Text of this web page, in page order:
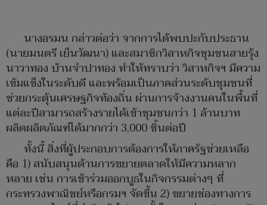
นางอรมน กล่าวต่อว่า จากการได้พบปะกับประธาน
(นายมนตรี เย็นวัฒนา) และสมาชิกวิสาหกิจชุมชนสายรุ้ง
นาวาทอง บ้านจำปาทอง ทำให้ทราบว่า วิสาหกิจฯ มีความ
เข้มแข็งในระดับดี และพร้อมเป็นภาคส่วนระดับชุมชนที่
ช่วยกระตุ้นเศรษฐกิจท้องถิ่น ผ่านการจ้างงานคนในพื้นที่
แต่ละปีสามารถสร้างรายได้เข้าชุมชนกว่า 1 ล้านบาท
ผลิตผลิตภัณฑ์ได้มากกว่า 3,000 ชิ้นต่อปี
ทั้งนี้ สิ่งที่ผู้ประกอบการต้องการให้ภาครัฐช่วยเหลือ
คือ 1) สนับสนุนด้านการขยายตลาดให้มีความหลาก
หลาย เช่น การเข้าร่วมออกบูธในกิจกรรมต่างๆ ที่
กระทรวงพาณิชย์หรือกรมฯ จัดขึ้น 2) ขยายช่องทางการ